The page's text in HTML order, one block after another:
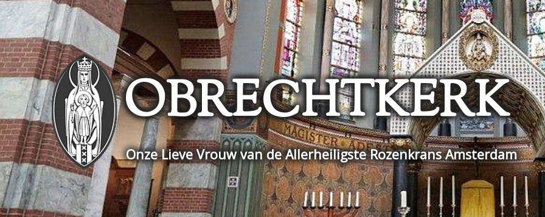
Skip
to
content
OBRECHTKERK
Onze Lieve Vrouw van de Allerheiligste Rozenkrans Amsterdam